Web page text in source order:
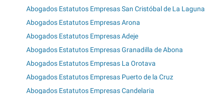
Abogados Estatutos Empresas San Cristóbal de La Laguna
Abogados Estatutos Empresas Arona
Abogados Estatutos Empresas Adeje
Abogados Estatutos Empresas Granadilla de Abona
Abogados Estatutos Empresas La Orotava
Abogados Estatutos Empresas Puerto de la Cruz
Abogados Estatutos Empresas Candelaria